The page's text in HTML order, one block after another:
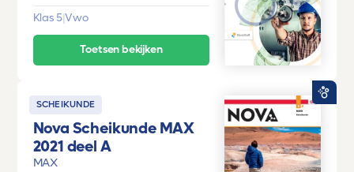
Klas 5|Vwo
Toetsen bekijken
SCHEIKUNDE
Nova Scheikunde MAX
2021 deel A
MAX